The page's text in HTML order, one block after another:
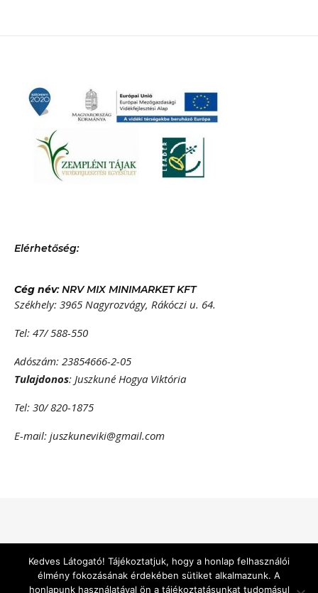
Elérhetőség:
Cég név: NRV MIX MINIMARKET KFT
Székhely: 3965 Nagyrozvágy, Rákóczi u. 64.
Tel: 47/ 588-550
Adószám: 23854666-2-05
Tulajdonos: Juszkuné Hogya Viktória
Tel: 30/ 820-1875
E-mail: juszkuneviki@gmail.com
Kedves Látogató! Tájékoztatjuk, hogy a honlap felhasználói
élmény fokozásának érdekében sütiket alkalmazunk. A
honlapunk használatával ön a tájékoztatásunkat tudomásul